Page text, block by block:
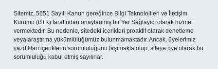
Sitemiz, 5651 Sayılı Kanun gereğince Bilgi Teknolojileri ve İletişim
Kurumu (BTK) tarafından onaylanmış bir Yer Sağlayıcı olarak hizmet
vermektedir. Bu nedenle, sitedeki içerikleri proaktif olarak denetleme
veya araştırma yükümlülüğümüz bulunmamaktadır. Ancak, üyelerimiz
yazdıkları içeriklerin sorumluluğunu taşımakta olup, siteye üye olarak bu
sorumluluğu kabul etmiş sayılırlar.